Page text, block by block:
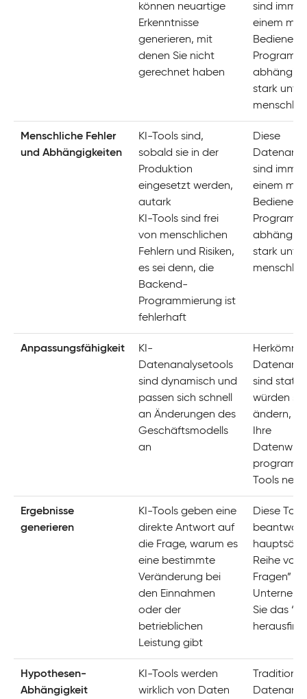
können neuartige
Erkenntnisse
generieren, mit
denen Sie nicht
gerechnet haben
sind
einem
Bediener
abhängig
stark unter
Menschliche Fehler
und Abhängigkeiten
KI-Tools sind,
sobald sie in der
Produktion
eingesetzt werden,
autark
KI-Tools sind frei
von menschlichen
Fehlern und Risiken,
es sei denn, die
Backend-
Programmierung ist
fehlerhaft
Diese
sind
einem
Bediener
abhängig
stark unter
Anpassungsfähigkeit
KI-
Datenanalysetools
sind dynamisch und
passen sich schnell
an Änderungen des
Geschäftsmodells
an
sind
würden
ändern,
Ihre
Tools neu
Ergebnisse
generieren
KI-Tools geben eine
direkte Antwort auf
die Frage, warum es
eine bestimmte
Veränderung bei
den Einnahmen
oder der
betrieblichen
Leistung gibt
Diese
Reihe von
Fragen” in
Sie das
Hypothesen-
Abhängigkeit
KI-Tools werden
wirklich von Daten